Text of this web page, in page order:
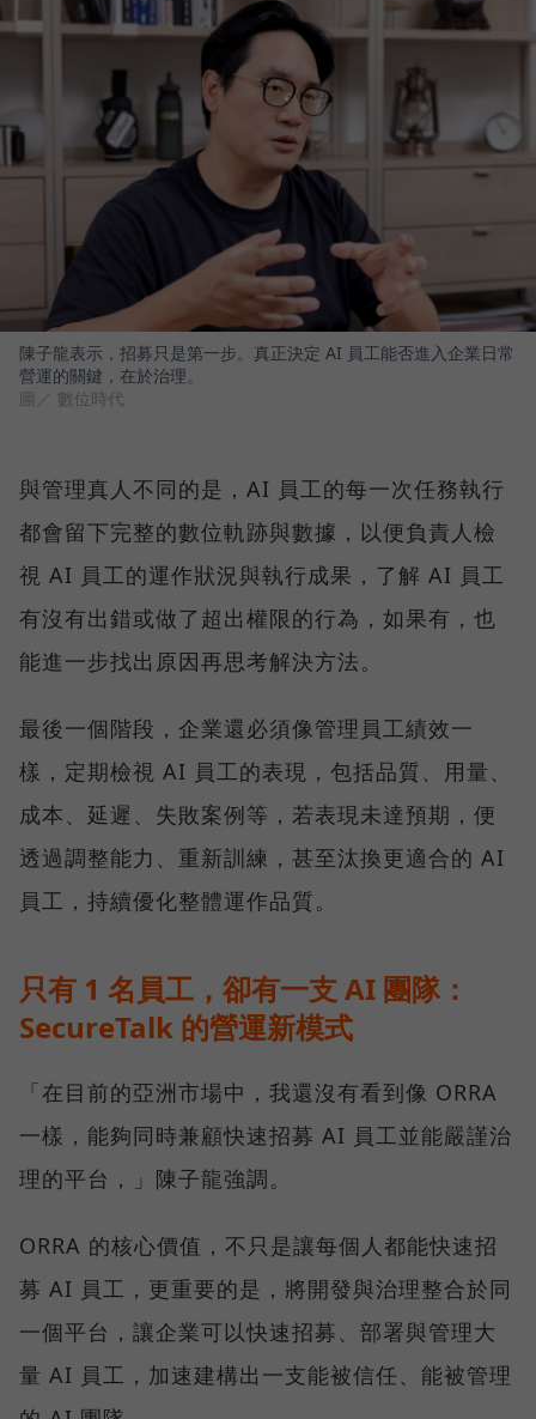
陳子龍表示，招募只是第一步。真正決定 AI 員工能否進入企業日常
營運的關鍵，在於治理。
圖／ 數位時代
與管理真人不同的是，AI 員工的每一次任務執行
都會留下完整的數位軌跡與數據，以便負責人檢
視 AI 員工的運作狀況與執行成果，了解 AI 員工
有沒有出錯或做了超出權限的行為，如果有，也
能進一步找出原因再思考解決方法。
最後一個階段，企業還必須像管理員工績效一
樣，定期檢視 AI 員工的表現，包括品質、用量、
成本、延遲、失敗案例等，若表現未達預期，便
透過調整能力、重新訓練，甚至汰換更適合的 AI
員工，持續優化整體運作品質。
只有 1 名員工，卻有一支 AI 團隊：
SecureTalk 的營運新模式
「在目前的亞洲市場中，我還沒有看到像 ORRA
一樣，能夠同時兼顧快速招募 AI 員工並能嚴謹治
理的平台，」陳子龍強調。
ORRA 的核心價值，不只是讓每個人都能快速招
募 AI 員工，更重要的是，將開發與治理整合於同
一個平台，讓企業可以快速招募、部署與管理大
量 AI 員工，加速建構出一支能被信任、能被管理